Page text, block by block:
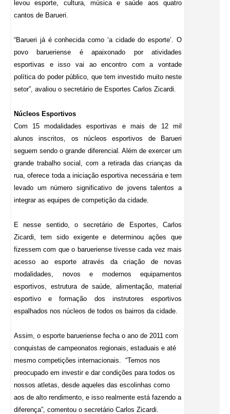
levou esporte, cultura, música e saúde aos quatro
cantos de Barueri.
“Barueri já é conhecida como ‘a cidade do esporte’. O
povo barueriense é apaixonado por atividades
esportivas e isso vai ao encontro com a vontade
política do poder público, que tem investido muito neste
setor”, avaliou o secretário de Esportes Carlos Zicardi.
Núcleos Esportivos
Com 15 modalidades esportivas e mais de 12 mil
alunos inscritos, os núcleos esportivos de Barueri
seguem sendo o grande diferencial. Além de exercer um
grande trabalho social, com a retirada das crianças da
rua, oferece toda a iniciação esportiva necessária e tem
levado um número significativo de jovens talentos a
integrar as equipes de competição da cidade.
E nesse sentido, o secretário de Esportes, Carlos
Zicardi, tem sido exigente e determinou ações que
fizessem com que o barueriense tivesse cada vez mais
acesso ao esporte através da criação de novas
modalidades, novos e modernos equipamentos
esportivos, estrutura de saúde, alimentação, material
esportivo e formação dos instrutores esportivos
espalhados nos núcleos de todos os bairros da cidade.
Assim, o esporte barueriense fecha o ano de 2011 com
conquistas de campeonatos regionais, estaduais e até
mesmo competições internacionais. “Temos nos
preocupado em investir e dar condições para todos os
nossos atletas, desde aqueles das escolinhas como
aos de alto rendimento, e isso realmente está fazendo a
diferença”, comentou o secretário Carlos Zicardi.